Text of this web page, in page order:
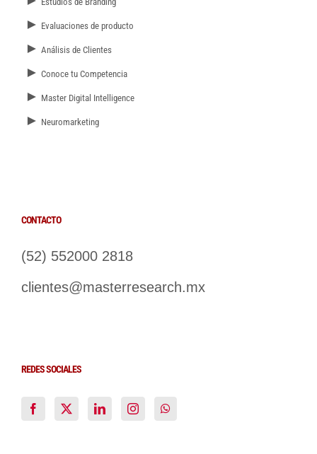
► Evaluaciones de producto
► Análisis de Clientes
► Conoce tu Competencia
► Master Digital Intelligence
► Neuromarketing
CONTACTO
(52) 552000 2818
clientes@masterresearch.mx
REDES SOCIALES